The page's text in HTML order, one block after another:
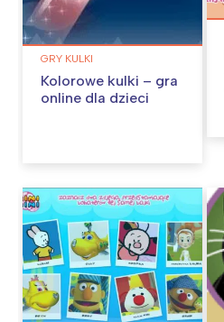
GRY KULKI
Kolorowe kulki – gra
online dla dzieci